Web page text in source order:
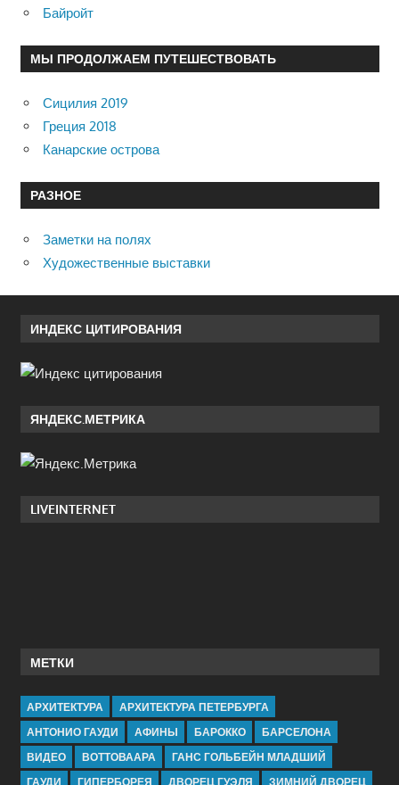
Байройт
МЫ ПРОДОЛЖАЕМ ПУТЕШЕСТВОВАТЬ
Сицилия 2019
Греция 2018
Канарские острова
РАЗНОЕ
Заметки на полях
Художественные выставки
ИНДЕКС ЦИТИРОВАНИЯ
ЯНДЕКС.МЕТРИКА
LIVEINTERNET
МЕТКИ
АРХИТЕКТУРА
АРХИТЕКТУРА ПЕТЕРБУРГА
АНТОНИО ГАУДИ
АФИНЫ БАРОККО
БАРСЕЛОНА
ВИДЕО
ВОТТОВААРА
ГАНС ГОЛЬБЕЙН МЛАДШИЙ
ГАУДИ
ГИПЕРБОРЕЯ ДВОРЕЦ ГУЭЛЯ ЗИМНИЙ ДВОРЕЦ